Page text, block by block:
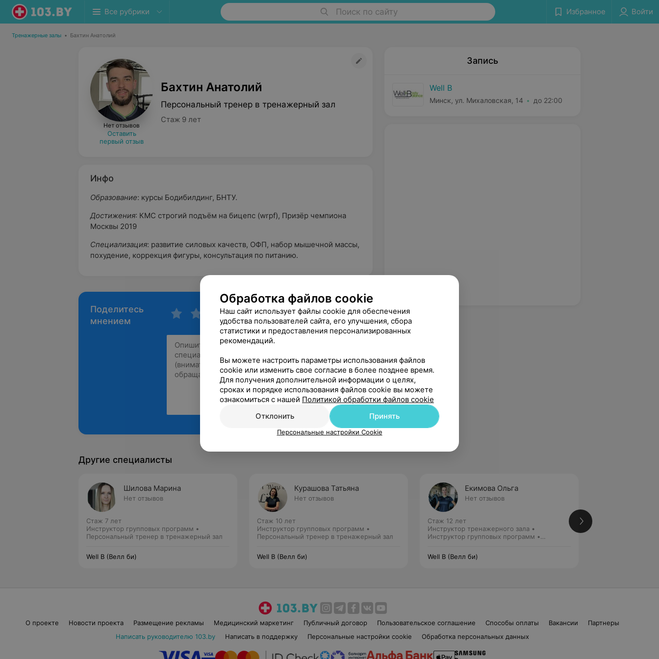
Все рубрики Поиск по сайту Избранное Войти
Тренажерные залы • Бахтин Анатолий
Нет отзывов
Оставить
первый отзыв
Бахтин Анатолий
Персональный тренер в тренажерный зал
Стаж 9 лет
Инфо
Образование: курсы Бодибилдинг, БНТУ.
Достижения: КМС строгий подъём на бицепс (wrpf), Призёр чемпиона
Москвы 2019
Специализация: развитие силовых качеств, ОФП, набор мышечной массы,
похудение, коррекция фигуры, консультация по питанию.
Поделитесь
мнением
Рекомендую
Запись
Well B
Минск, ул. Михаловская, 14 до 22:00
Другие специалисты
Шилова Марина
Нет отзывов
Стаж 7 лет
Инструктор групповых программ •
Персональный тренер в тренажерный зал
Well B (Велл би)
Курашова Татьяна
Нет отзывов
Стаж 10 лет
Инструктор групповых программ •
Персональный тренер в тренажерный зал
Well B (Велл би)
Екимова Ольга
Нет отзывов
Стаж 12 лет
Инструктор тренажерного зала •
Инструктор групповых программ •
Well B (Велл би)
О проекте Новости проекта Размещение рекламы Медицинский маркетинг Публичный договор Пользовательское соглашение Способы оплаты Вакансии
Партнеры
Написать руководителю 103.by
Написать в поддержку Персональные настройки cookie Обработка персональных данных
Обработка файлов cookie
Наш сайт использует файлы cookie для обеспечения
удобства пользователей сайта, его улучшения, сбора
статистики и предоставления персонализированных
рекомендаций.
Вы можете настроить параметры использования файлов
cookie или изменить свое согласие в более позднее время.
Для получения дополнительной информации о целях,
сроках и порядке использования файлов cookie вы можете
ознакомиться с нашей Политикой обработки файлов cookie
Отклонить
Принять
Персональные настройки Cookie